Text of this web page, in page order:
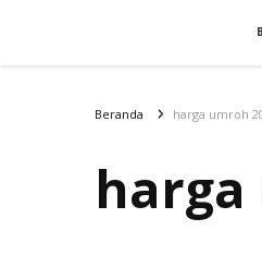
Beranda harga umroh
harga